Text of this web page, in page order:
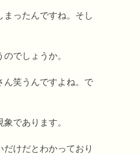
ったんですね。そし
でしょうか。
ん笑うんですよね。で
であります。
けだとわかっており